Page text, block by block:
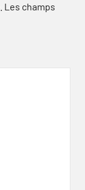
Les champs